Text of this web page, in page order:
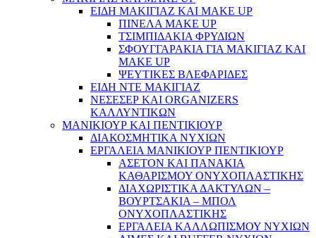
ΕΙΔΗ ΜΑΚΙΓΙΑΖ ΚΑΙ MAKE UP
ΠΙΝΕΛΑ MAKE UP
ΤΣΙΜΠΙΔΑΚΙΑ ΦΡΥΔΙΩΝ
ΣΦΟΥΓΓΑΡΑΚΙΑ ΓΙΑ ΜΑΚΙΓΙΑZ ΚΑΙ
MAKE UP
ΨΕΥΤΙΚΕΣ ΒΛΕΦΑΡΙΔΕΣ
ΕΙΔΗ ΝΤΕ ΜΑΚΙΓΙΑΖ
ΝΕΣΕΣΕΡ ΚΑΙ ORGANIZERS
ΚΑΛΛΥΝΤΙΚΩΝ
ΜΑΝΙΚΙΟΥΡ ΚΑΙ ΠΕΝΤΙΚΙΟΥΡ
ΔΙΑΚΟΣΜΗΤΙΚΑ ΝΥΧΙΩΝ
ΕΡΓΑΛΕΙΑ ΜΑΝΙΚΙΟΥΡ ΠΕΝΤΙΚΙΟΥΡ
ΑΣΕΤΟΝ ΚΑΙ ΠΑΝΑΚΙΑ
ΚΑΘΑΡΙΣΜΟΥ ΟΝΥΧΟΠΛΑΣΤΙΚΗΣ
ΔΙΑΧΩΡΙΣΤΙΚΑ ΔΑΚΤΥΛΩΝ –
ΒΟΥΡΤΣΑΚΙΑ – ΜΠΟΛ
ΟΝΥΧΟΠΛΑΣΤΙΚΗΣ
ΕΡΓΑΛΕΙΑ ΚΑΛΛΩΠΙΣΜΟΥ ΝΥΧΙΩΝ